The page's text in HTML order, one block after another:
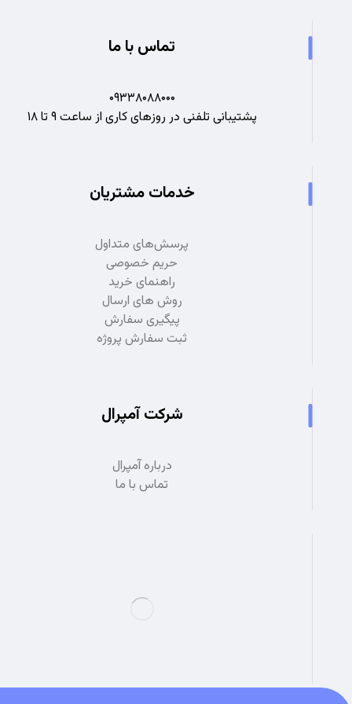
تماس با ما
۰۹۳۳۸۰۸۸۰۰۰
پشتیبانی تلفنی در روزهای کاری از ساعت ۹ تا ۱۸
خدمات مشتریان
پرسش‌های متداول
حریم خصوصی
راهنمای خرید
روش های ارسال
پیگیری سفارش
ثبت سفارش پروژه
شرکت آمپرال
درباره آمپرال
تماس با ما